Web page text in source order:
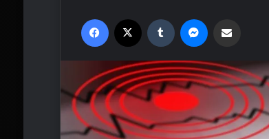
Facebook Tumblr